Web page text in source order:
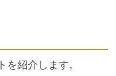
を紹介します。